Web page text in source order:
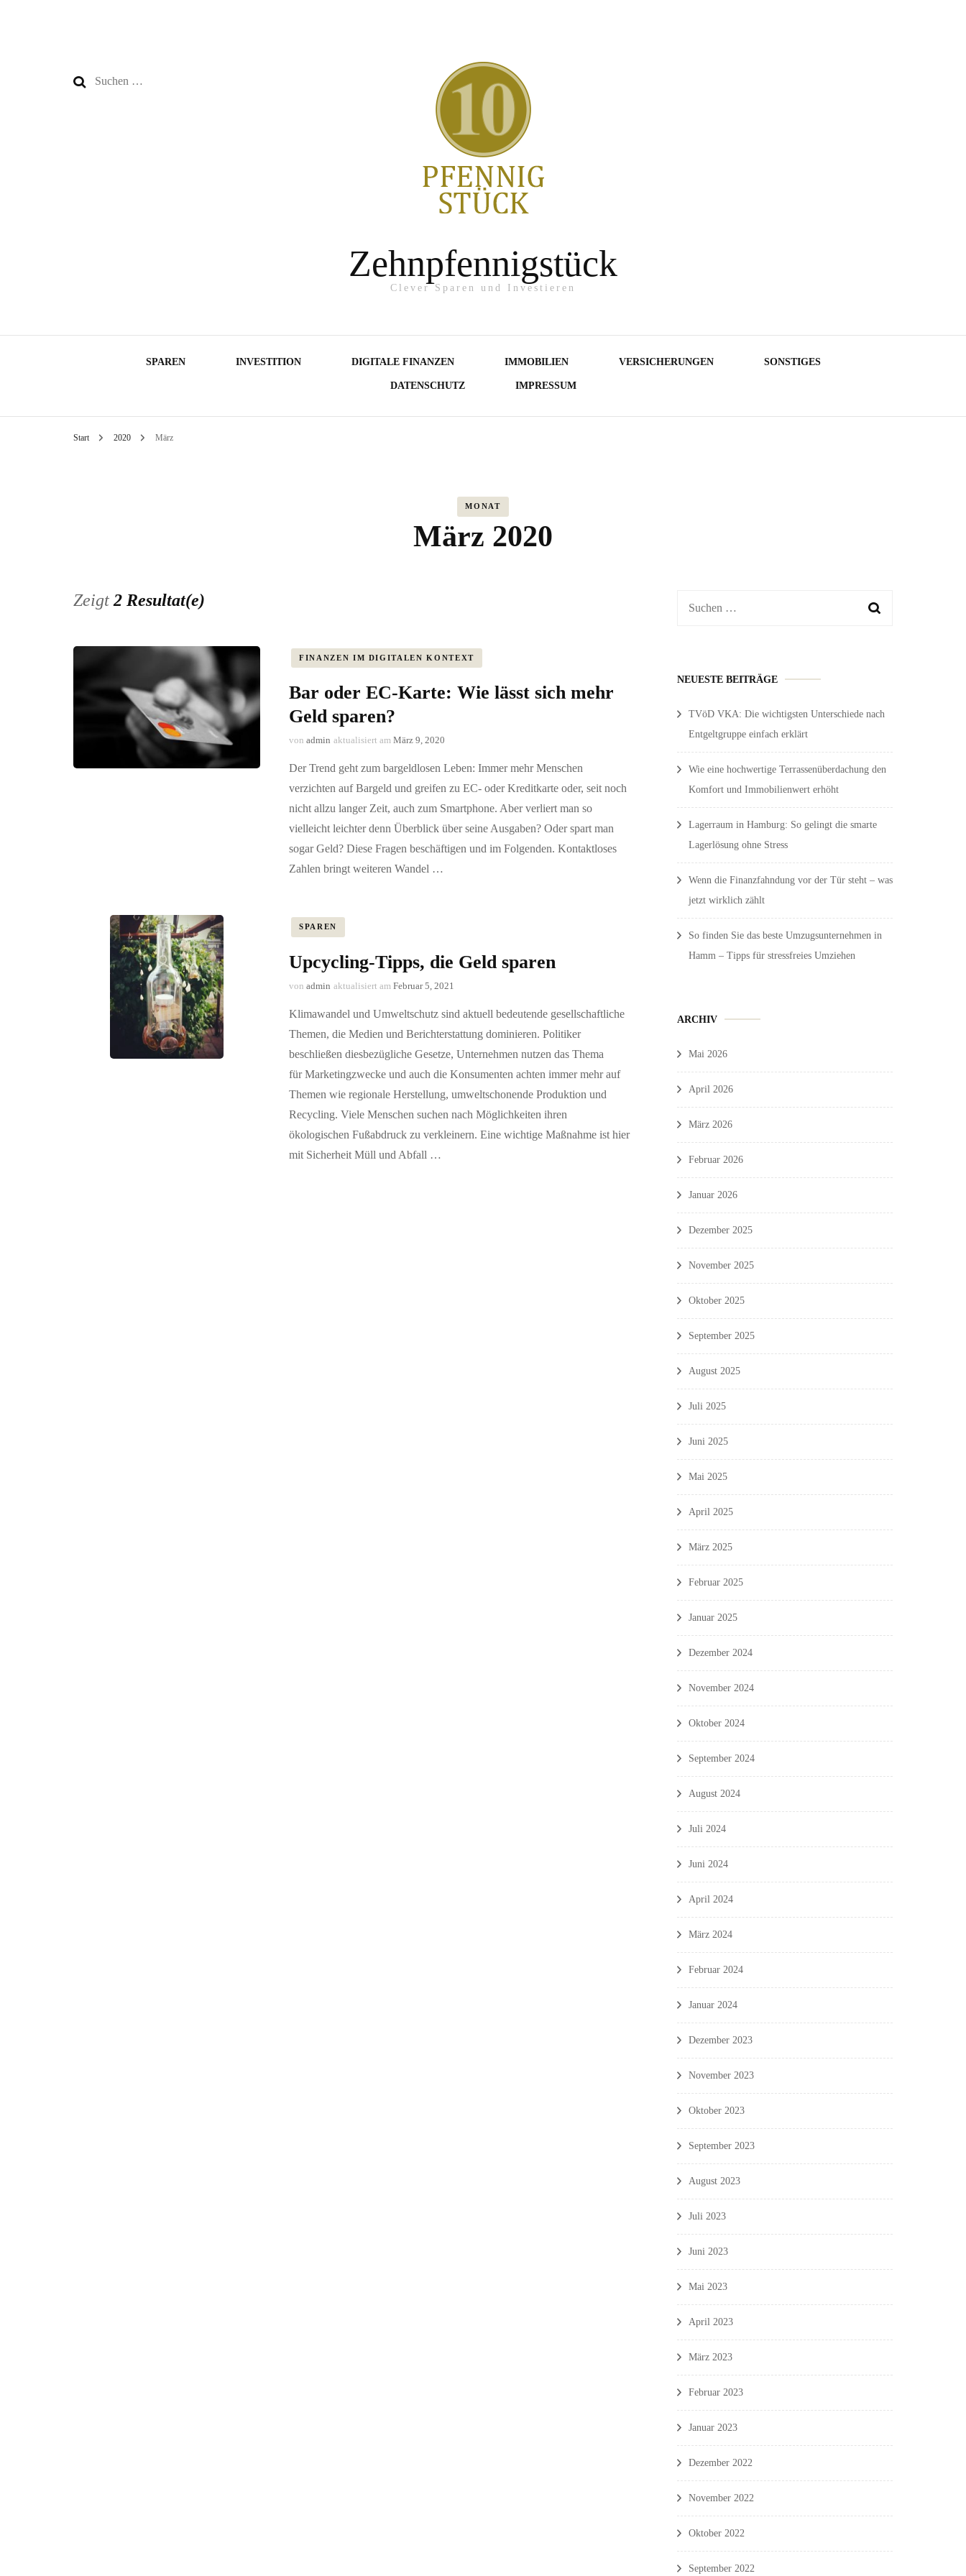
Suchen
Zehnpfennigstück
Clever Sparen und Investieren
SPAREN INVESTITION DIGITALE FINANZEN IMMOBILIEN VERSICHERUNGEN SONSTIGES
DATENSCHUTZ IMPRESSUM
Start 2020 März
MONAT
März 2020
Zeigt 2 Resultat(e)
FINANZEN IM DIGITALEN KONTEXT
Bar oder EC-Karte: Wie lässt sich mehr
Geld sparen?
von admin aktualisiert am März 9, 2020
Der Trend geht zum bargeldlosen Leben: Immer mehr Menschen
verzichten auf Bargeld und greifen zu EC- oder Kreditkarte oder, seit noch
nicht allzu langer Zeit, auch zum Smartphone. Aber verliert man so
vielleicht leichter denn Überblick über seine Ausgaben? Oder spart man
sogar Geld? Diese Fragen beschäftigen und im Folgenden. Kontaktloses
Zahlen bringt weiteren Wandel …
SPAREN
Upcycling-Tipps, die Geld sparen
von admin aktualisiert am Februar 5, 2021
Klimawandel und Umweltschutz sind aktuell bedeutende gesellschaftliche
Themen, die Medien und Berichterstattung dominieren. Politiker
beschließen diesbezügliche Gesetze, Unternehmen nutzen das Thema
für Marketingzwecke und auch die Konsumenten achten immer mehr auf
Themen wie regionale Herstellung, umweltschonende Produktion und
Recycling. Viele Menschen suchen nach Möglichkeiten ihren
ökologischen Fußabdruck zu verkleinern. Eine wichtige Maßnahme ist hier
mit Sicherheit Müll und Abfall …
Suchen
NEUESTE BEITRÄGE
TVöD VKA: Die wichtigsten Unterschiede nach
Entgeltgruppe einfach erklärt
Wie eine hochwertige Terrassenüberdachung den
Komfort und Immobilienwert erhöht
Lagerraum in Hamburg: So gelingt die smarte
Lagerlösung ohne Stress
Wenn die Finanzfahndung vor der Tür steht – was
jetzt wirklich zählt
So finden Sie das beste Umzugsunternehmen in
Hamm – Tipps für stressfreies Umziehen
ARCHIV
Mai 2026
April 2026
März 2026
Februar 2026
Januar 2026
Dezember 2025
November 2025
Oktober 2025
September 2025
August 2025
Juli 2025
Juni 2025
Mai 2025
April 2025
März 2025
Februar 2025
Januar 2025
Dezember 2024
November 2024
Oktober 2024
September 2024
August 2024
Juli 2024
Juni 2024
April 2024
März 2024
Februar 2024
Januar 2024
Dezember 2023
November 2023
Oktober 2023
September 2023
August 2023
Juli 2023
Juni 2023
Mai 2023
April 2023
März 2023
Februar 2023
Januar 2023
Dezember 2022
November 2022
Oktober 2022
September 2022